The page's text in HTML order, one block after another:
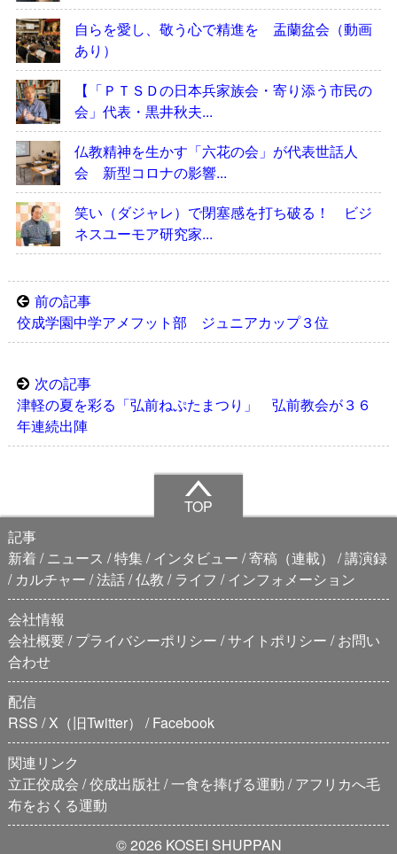
自らを愛し、敬う心で精進を 盂蘭盆会（動画
あり）
【「ＰＴＳＤの日本兵家族会・寄り添う市民の
会」代表・黒井秋夫...
仏教精神を生かす「六花の会」が代表世話人
会 新型コロナの影響...
笑い（ダジャレ）で閉塞感を打ち破る！ ビジ
ネスユーモア研究家...
前の記事
佼成学園中学アメフット部 ジュニアカップ３位
次の記事
津軽の夏を彩る「弘前ねぷたまつり」 弘前教会が３６
年連続出陣
TOP
記事
新着
ニュース 特集 インタビュー 寄稿（連載）
講演録
カルチャー 法話 仏教 ライフ
インフォメーション
会社情報
会社概要 プライバシーポリシー サイトポリシー
お問い
合わせ
配信
RSS X（旧Twitter）
Facebook
関連リンク
立正佼成会 佼成出版社 一食を捧げる運動
アフリカへ毛
布をおくる運動
© 2026 KOSEI SHUPPAN